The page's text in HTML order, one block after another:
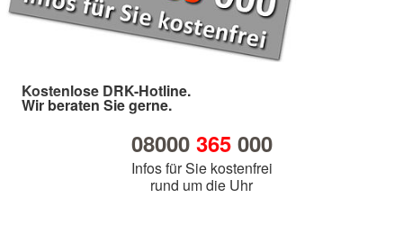
Kostenlose DRK-Hotline.
Wir beraten Sie gerne.
08000 365000
Infos für Sie kostenfrei
rund um die Uhr